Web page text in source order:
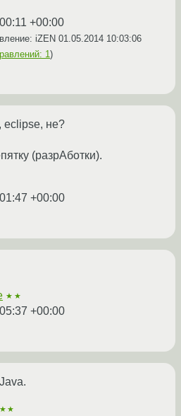
+00:00
iZEN 01.05.2014 10:03:06
1)
eclipse, не?
(разрАботки).
+00:00
★★
+00:00